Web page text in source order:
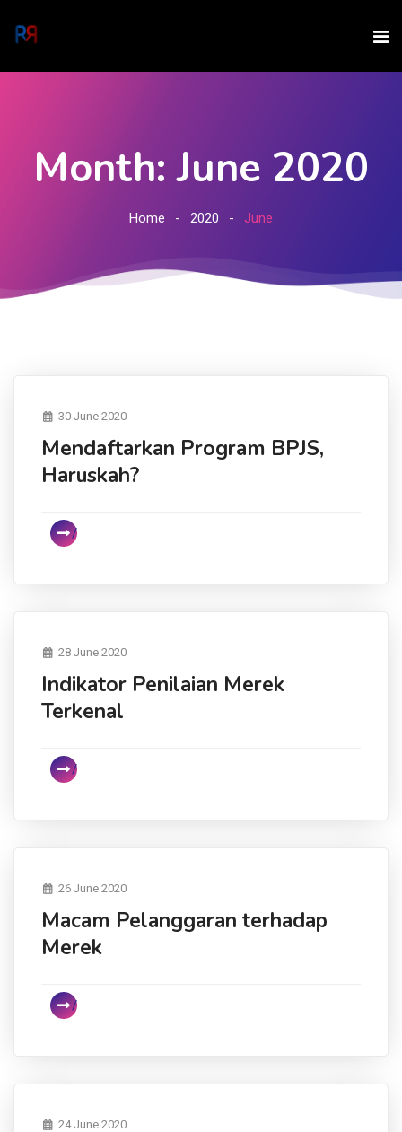
Month: June 2020
Home 2020 June
30 June 2020
Mendaftarkan Program BPJS,
Haruskah?
28 June 2020
Indikator Penilaian Merek
Terkenal
26 June 2020
Macam Pelanggaran terhadap
Merek
24 June 2020